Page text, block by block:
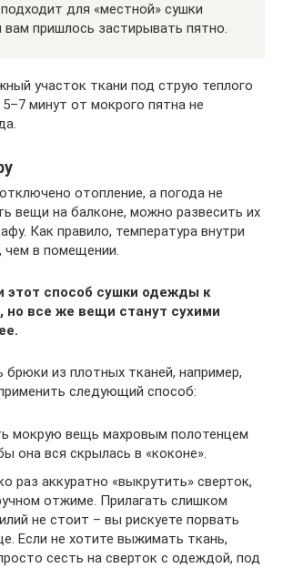
для «местной» сушки
пришлось застирывать пятно.
участок ткани под струю теплого
5–7 минут от мокрого пятна не
отопление, а погода не
вещи на балконе, можно развесить их
Как правило, температура внутри
чем в помещении.
этот способ сушки одежды к
все же вещи станут сухими
из плотных тканей, например,
следующий способ:
мокрую вещь махровым полотенцем
она вся скрылась в «коконе».
раз аккуратно «выкрутить» сверток,
отжиме. Прилагать слишком
не стоит – вы рискуете порвать
Если не хотите выжимать ткань,
сесть на сверток с одеждой, под